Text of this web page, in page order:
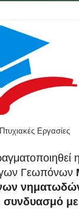
Πτυχιακές Εργασίες
Γεωπόνων